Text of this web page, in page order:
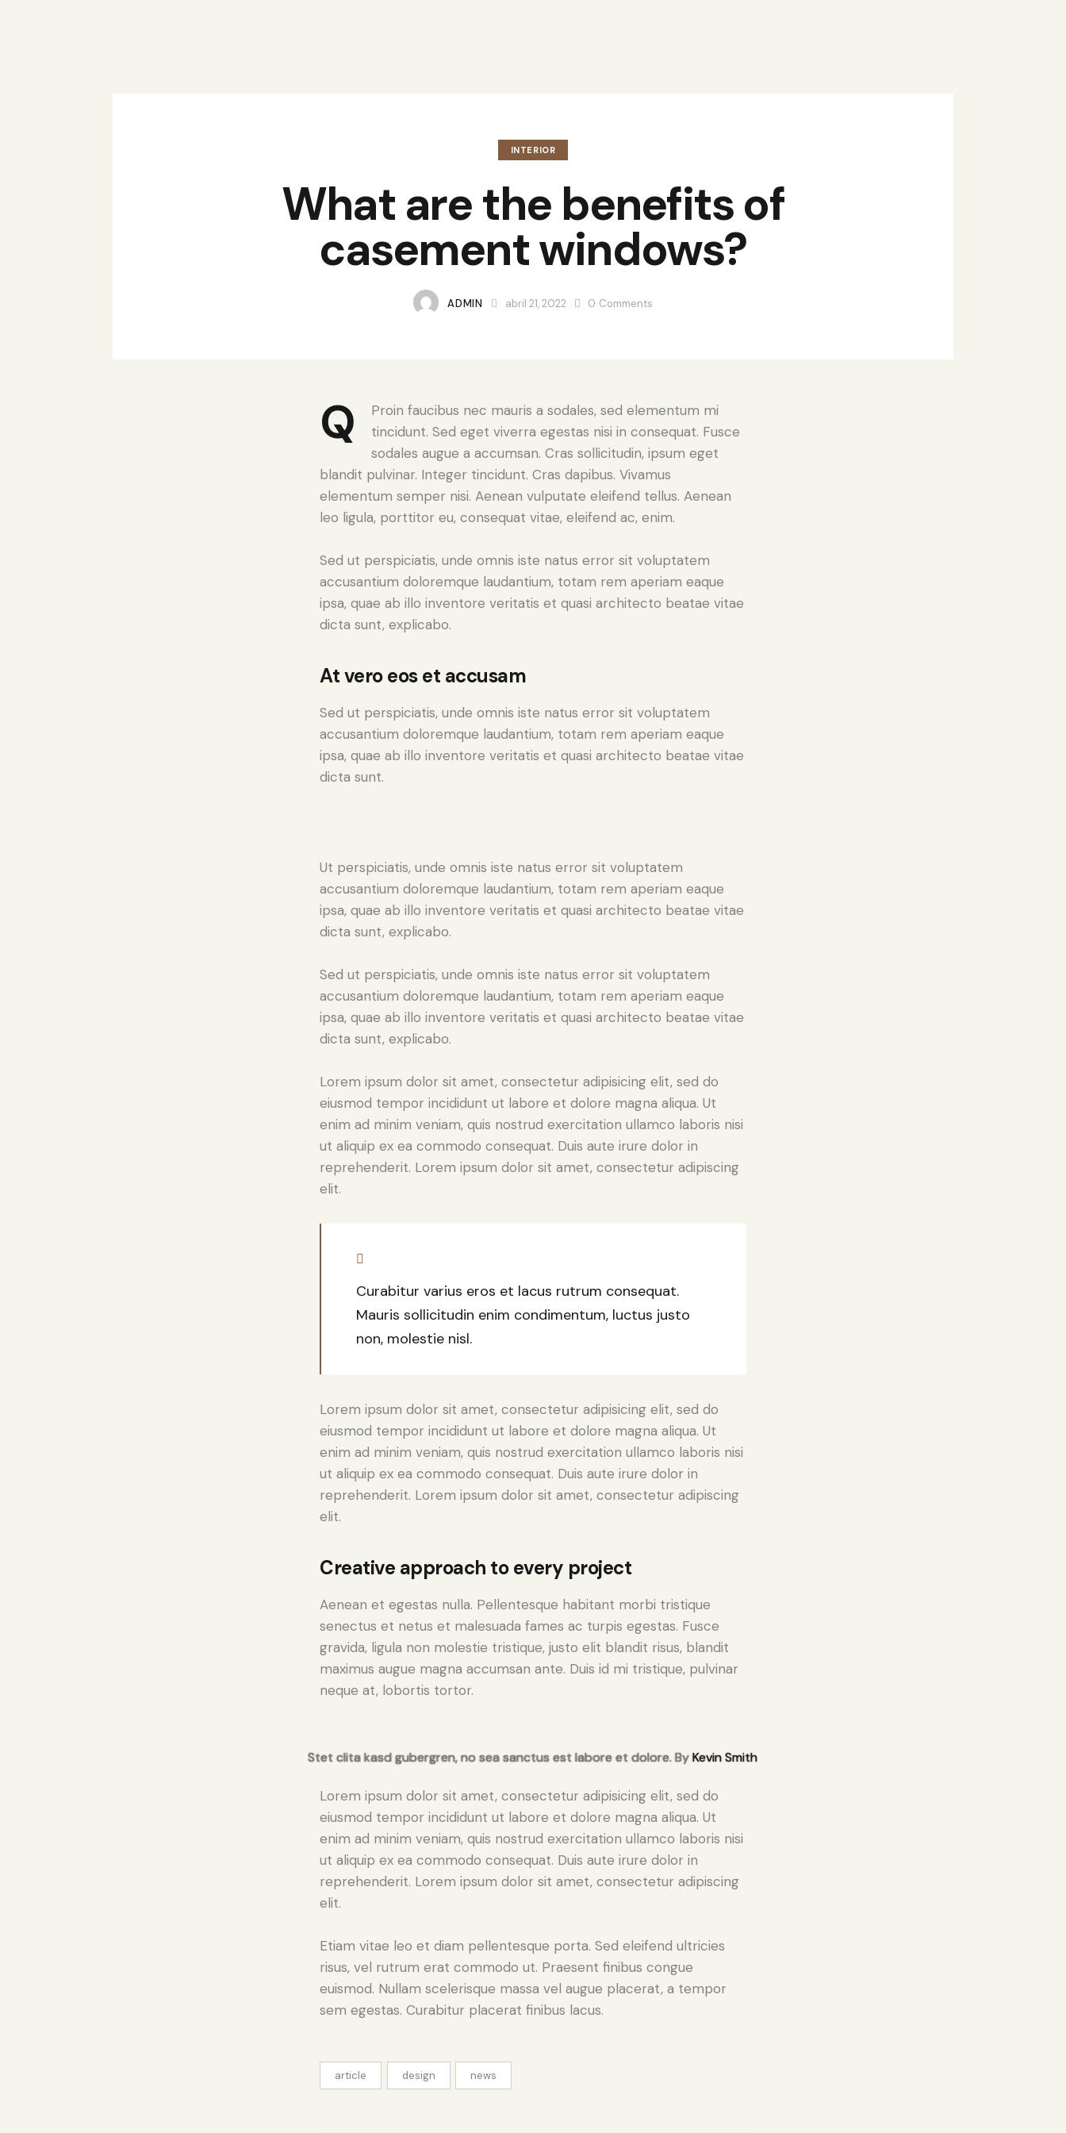
INTERIOR
What are the benefits of
casement windows?
ADMIN abril 21, 2022 0 Comments
Q
Proin faucibus nec mauris a sodales, sed elementum mi
tincidunt. Sed eget viverra egestas nisi in consequat. Fusce
sodales augue a accumsan. Cras sollicitudin, ipsum eget
blandit pulvinar. Integer tincidunt. Cras dapibus. Vivamus
elementum semper nisi. Aenean vulputate eleifend tellus. Aenean
leo ligula, porttitor eu, consequat vitae, eleifend ac, enim.
Sed ut perspiciatis, unde omnis iste natus error sit voluptatem
accusantium doloremque laudantium, totam rem aperiam eaque
ipsa, quae ab illo inventore veritatis et quasi architecto beatae vitae
dicta sunt, explicabo.
At vero eos et accusam
Sed ut perspiciatis, unde omnis iste natus error sit voluptatem
accusantium doloremque laudantium, totam rem aperiam eaque
ipsa, quae ab illo inventore veritatis et quasi architecto beatae vitae
dicta sunt.
Ut perspiciatis, unde omnis iste natus error sit voluptatem
accusantium doloremque laudantium, totam rem aperiam eaque
ipsa, quae ab illo inventore veritatis et quasi architecto beatae vitae
dicta sunt, explicabo.
Sed ut perspiciatis, unde omnis iste natus error sit voluptatem
accusantium doloremque laudantium, totam rem aperiam eaque
ipsa, quae ab illo inventore veritatis et quasi architecto beatae vitae
dicta sunt, explicabo.
Lorem ipsum dolor sit amet, consectetur adipisicing elit, sed do
eiusmod tempor incididunt ut labore et dolore magna aliqua. Ut
enim ad minim veniam, quis nostrud exercitation ullamco laboris nisi
ut aliquip ex ea commodo consequat. Duis aute irure dolor in
reprehenderit. Lorem ipsum dolor sit amet, consectetur adipiscing
elit.
Curabitur varius eros et lacus rutrum consequat.
Mauris sollicitudin enim condimentum, luctus justo
non, molestie nisl.
Lorem ipsum dolor sit amet, consectetur adipisicing elit, sed do
eiusmod tempor incididunt ut labore et dolore magna aliqua. Ut
enim ad minim veniam, quis nostrud exercitation ullamco laboris nisi
ut aliquip ex ea commodo consequat. Duis aute irure dolor in
reprehenderit. Lorem ipsum dolor sit amet, consectetur adipiscing
elit.
Creative approach to every project
Aenean et egestas nulla. Pellentesque habitant morbi tristique
senectus et netus et malesuada fames ac turpis egestas. Fusce
gravida, ligula non molestie tristique, justo elit blandit risus, blandit
maximus augue magna accumsan ante. Duis id mi tristique, pulvinar
neque at, lobortis tortor.
Stet clita kasd gubergren, no sea sanctus est labore et dolore. ByKevin Smith
Lorem ipsum dolor sit amet, consectetur adipisicing elit, sed do
eiusmod tempor incididunt ut labore et dolore magna aliqua. Ut
enim ad minim veniam, quis nostrud exercitation ullamco laboris nisi
ut aliquip ex ea commodo consequat. Duis aute irure dolor in
reprehenderit. Lorem ipsum dolor sit amet, consectetur adipiscing
elit.
Etiam vitae leo et diam pellentesque porta. Sed eleifend ultricies
risus, vel rutrum erat commodo ut. Praesent finibus congue
euismod. Nullam scelerisque massa vel augue placerat, a tempor
sem egestas. Curabitur placerat finibus lacus.
article design news